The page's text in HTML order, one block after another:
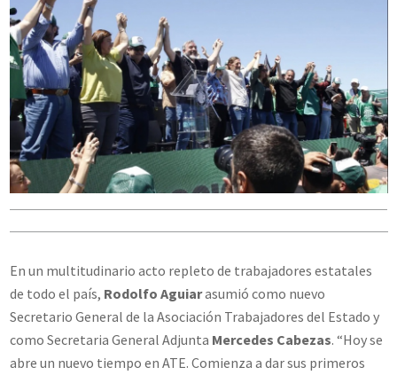
En un multitudinario acto repleto de trabajadores estatales
de todo el país, Rodolfo Aguiarasumió como nuevo
Secretario General de la Asociación Trabajadores del Estado y
como Secretaria General Adjunta Mercedes Cabezas. “Hoy se
abre un nuevo tiempo en ATE. Comienza a dar sus primeros